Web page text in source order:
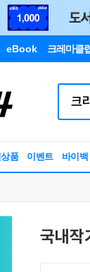
eBook 크레마클
품 이벤트 바이백
국내작